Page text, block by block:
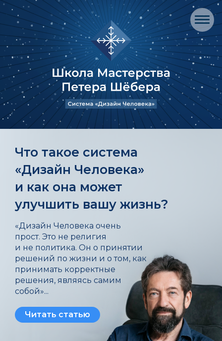
Что такое система
«Дизайн Человека»
и как она может
улучшить вашу жизнь?
«Дизайн Человека очень
прост. Это не религия
и не политика. Он о принятии
решений по жизни и о том, как
принимать корректные
решения, являясь самим
собой»...
Читать статью